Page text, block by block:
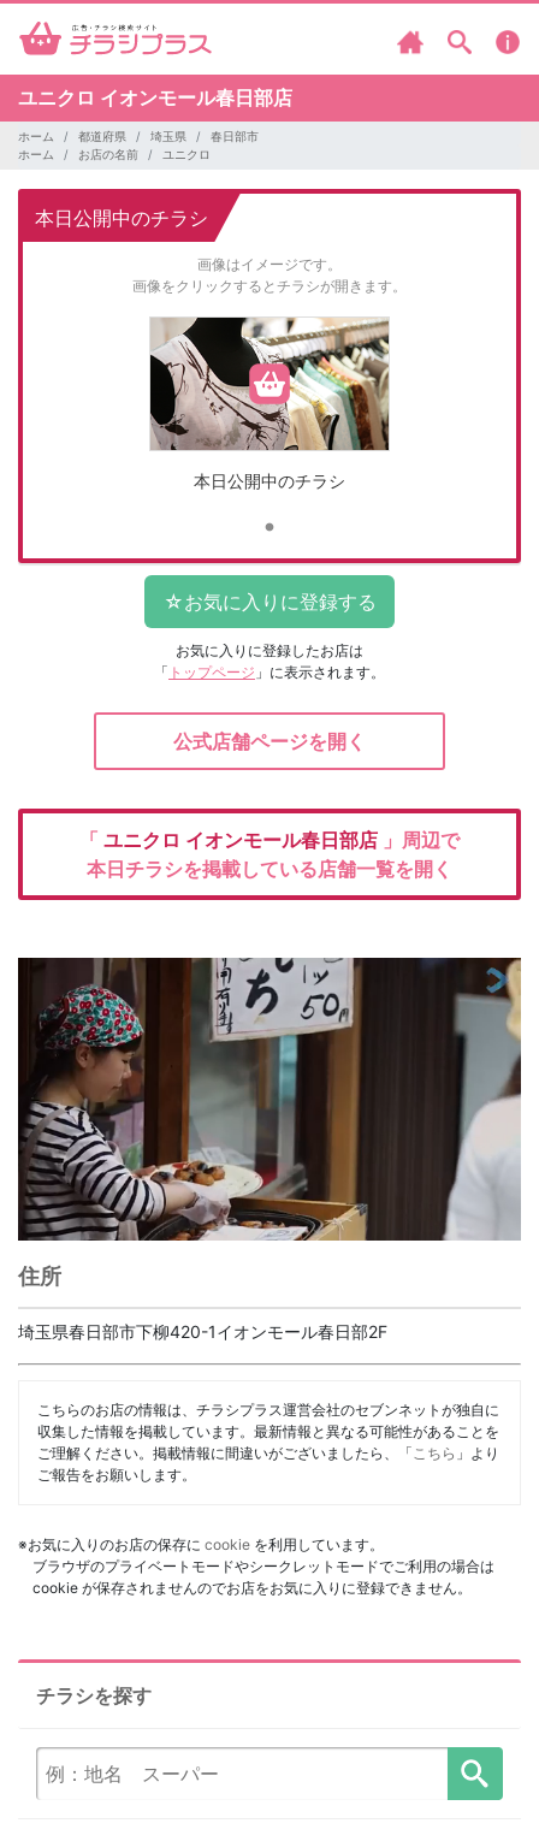
ユニクロ イオンモール春日部店
ホーム 都道府県 埼玉県
春日部市
ホーム
お店の名前 ユニクロ
本日公開中のチラシ
画像はイメージです。
画像をクリックするとチラシが開きます。
本日公開中のチラシ
お気に入りに登録したお店は
「 トップページ 」に表示されます。
公式店舗ページを開く
「 ユニクロ イオンモール春日部店 」周辺で
本日チラシを掲載している店舗一覧を開く
住所
埼玉県春日部市下柳420-1イオンモール春日部2F
こちらのお店の情報は、チラシプラス運営会社のセブンネットが独自に
収集した情報を掲載しています。最新情報と異なる可能性があることを
ご理解ください。掲載情報に間違いがございましたら、「 こちら 」より
ご報告をお願いします。
※お気に入りのお店の保存に cookie を利用しています。
ブラウザのプライベートモードやシークレットモードでご利用の場合は
cookie が保存されませんのでお店をお気に入りに登録できません。
チラシを探す